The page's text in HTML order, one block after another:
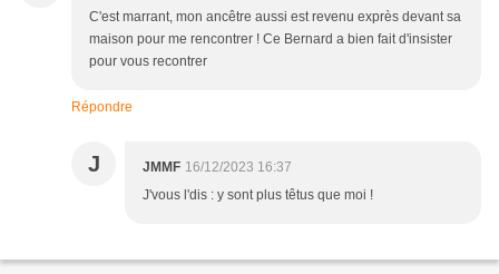
C'est marrant, mon ancêtre aussi est revenu exprès devant sa
maison pour me rencontrer ! Ce Bernard a bien fait d'insister
pour vous recontrer
Répondre
J JMMF 16/12/2023 16:37
J'vous l'dis : y sont plus têtus que moi !